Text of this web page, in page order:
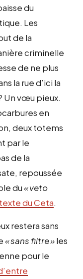
du
Les
de la
criminelle
de ne plus
la rue d’ici la
Un vœu pieux.
en
deux totems
par le
de la
repoussée
du«veto
du Ceta.
restera sans
«sans filtre»les
pour le